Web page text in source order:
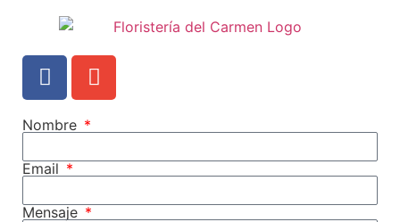
Nombre
Email
Mensaje